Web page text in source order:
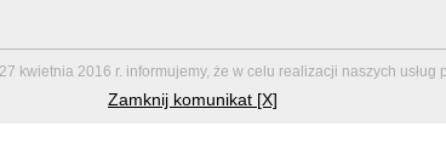
2016 r. informujemy, że w celu realizacji naszych usług
Zamknij komunikat [X]